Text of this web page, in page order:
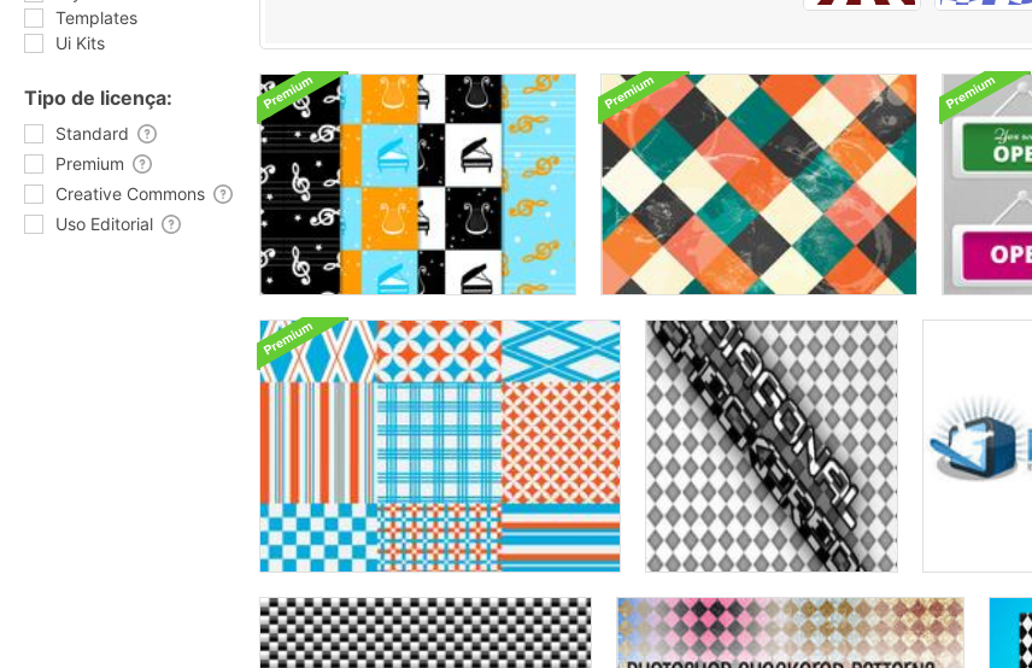
Templates
Ui Kits
Tipo de licença:
Standard
Premium
Creative Commons
Uso Editorial